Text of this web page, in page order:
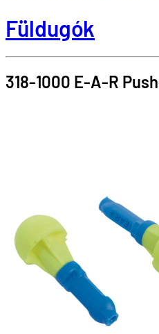
Füldugók
318-1000 E-A-R